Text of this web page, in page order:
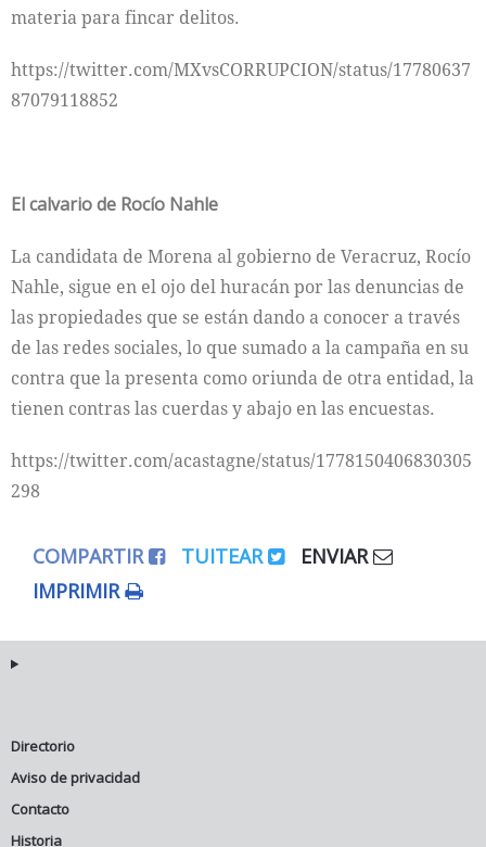
materia para fincar delitos.
https://twitter.com/MXvsCORRUPCION/status/17780637
87079118852
El calvario de Rocío Nahle
La candidata de Morena al gobierno de Veracruz, Rocío
Nahle, sigue en el ojo del huracán por las denuncias de
las propiedades que se están dando a conocer a través
de las redes sociales, lo que sumado a la campaña en su
contra que la presenta como oriunda de otra entidad, la
tienen contras las cuerdas y abajo en las encuestas.
https://twitter.com/acastagne/status/1778150406830305
298
COMPARTIR TUITEAR
ENVIAR
IMPRIMIR
Directorio
Aviso de privacidad
Contacto
Historia